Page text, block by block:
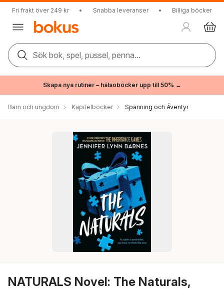
Fri frakt över 249 kr • Snabba leveranser • Billiga böcker
Sök bok, spel, pussel, penna...
Skapa nya rutiner – hälsoböcker upp till 50% →
Barn och ungdom Kapitelböcker Spänning och Äventyr
NATURALS Novel: The Naturals,